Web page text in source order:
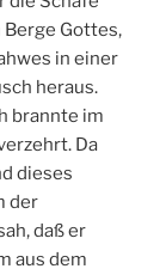
Berge Gottes,
in einer
heraus.
brannte im
Da
dieses
der
daß er
aus dem